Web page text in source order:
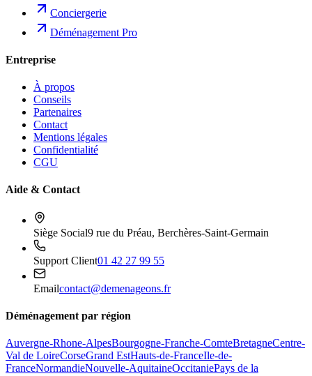
Conciergerie
Déménagement Pro
Entreprise
À propos
Conseils
Partenaires
Contact
Mentions légales
Confidentialité
CGU
Aide & Contact
Siège Social9 rue du Préau, Berchères-Saint-Germain
Support Client01 42 27 99 55
Emailcontact@demenageons.fr
Déménagement par région
Auvergne-Rhone-AlpesBourgogne-Franche-ComteBretagneCentre-
Val de LoireCorseGrand EstHauts-de-FranceIle-de-
FranceNormandieNouvelle-AquitaineOccitaniePays de la